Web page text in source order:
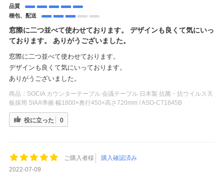
品質
梱包、配送
窓際に二つ並べて使わせております。 デザインも良くて気にいっ
ております。 ありがうございました。
窓際に二つ並べて使わせております。
デザインも良くて気にいっております。
ありがうございました。
商品： SOCIA カウンターテーブル 会議テーブル 日本製 抗菌・抗ウイルス天
板採用 SIAA準拠 幅1800×奥行450×高さ720mm / ASO-CT1845B
役に立った 0
ご購入者様
購入確認済み
2022-07-09